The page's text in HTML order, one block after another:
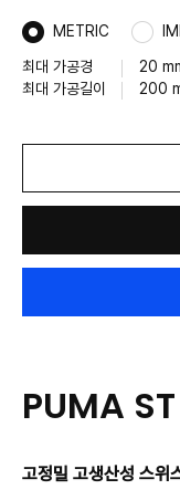
METRIC
최대 가공경
20
최대 가공길이
200
PUMA
고정밀 고생산성 스위